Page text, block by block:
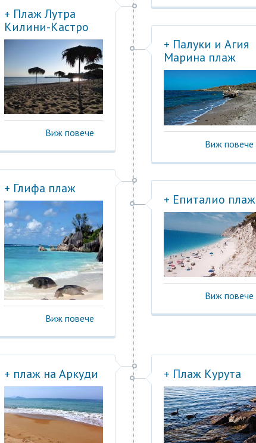
+ Плаж Лутра
Килини-Кастро
Виж повече
+ Палуки и Агия
Марина плаж
Виж повече
+ Глифа плаж
Виж повече
+ Епиталио плаж
Виж повече
+ плаж на Аркуди + Плаж Курута